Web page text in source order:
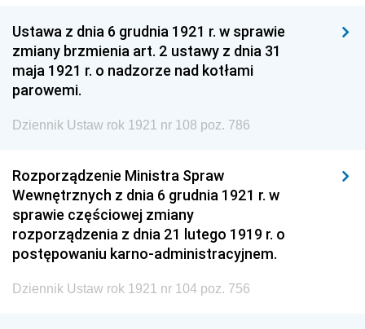
Ustawa z dnia 6 grudnia 1921 r. w sprawie
zmiany brzmienia art. 2 ustawy z dnia 31
maja 1921 r. o nadzorze nad kotłami
parowemi.
Dziennik Ustaw rok 1921 nr 108 poz. 786
Rozporządzenie Ministra Spraw
Wewnętrznych z dnia 6 grudnia 1921 r. w
sprawie częściowej zmiany
rozporządzenia z dnia 21 lutego 1919 r. o
postępowaniu karno-administracyjnem.
Dziennik Ustaw rok 1921 nr 104 poz. 756